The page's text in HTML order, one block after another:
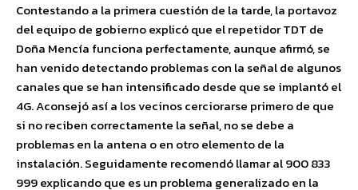
Contestando a la primera cuestión de la tarde, la portavoz
del equipo de gobierno explicó que el repetidor TDT de
Doña Mencía funciona perfectamente, aunque afirmó, se
han venido detectando problemas con la señal de algunos
canales que se han intensificado desde que se implantó el
4G. Aconsejó así a los vecinos cerciorarse primero de que
si no reciben correctamente la señal, no se debe a
problemas en la antena o en otro elemento de la
instalación. Seguidamente recomendó llamar al 900 833
999 explicando que es un problema generalizado en la